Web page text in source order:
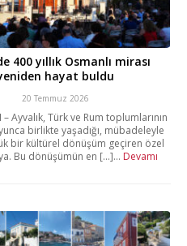
400 yıllık Osmanlı mirası
hayat buldu
20 Temmuz 2026
– Ayvalık, Türk ve Rum toplumlarının
birlikte yaşadığı, mübadeleyle
bir kültürel dönüşüm geçiren özel
Bu dönüşümün en [...]... Devamı